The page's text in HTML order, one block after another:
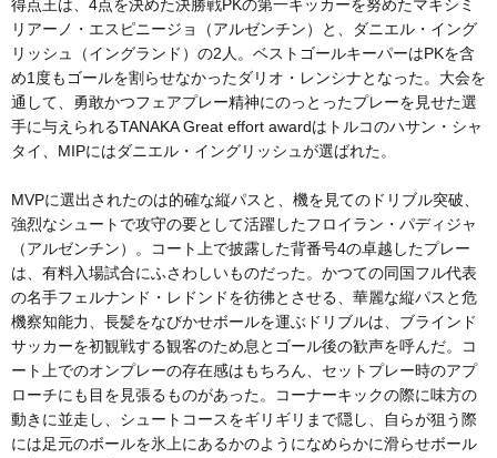
得点王は、4点を決めた決勝戦PKの第一キッカーを努めたマキシミ
リアーノ・エスピニージョ（アルゼンチン）と、ダニエル・イング
リッシュ（イングランド）の2人。ベストゴールキーパーはPKを含
め1度もゴールを割らせなかったダリオ・レンシナとなった。大会を
通して、勇敢かつフェアプレー精神にのっとったプレーを見せた選
手に与えられるTANAKA Great effort awardはトルコのハサン・シャ
タイ、MIPにはダニエル・イングリッシュが選ばれた。
MVPに選出されたのは的確な縦パスと、機を見てのドリブル突破、
強烈なシュートで攻守の要として活躍したフロイラン・パディジャ
（アルゼンチン）。コート上で披露した背番号4の卓越したプレー
は、有料入場試合にふさわしいものだった。かつての同国フル代表
の名手フェルナンド・レドンドを彷彿とさせる、華麗な縦パスと危
機察知能力、長髪をなびかせボールを運ぶドリブルは、ブラインド
サッカーを初観戦する観客のため息とゴール後の歓声を呼んだ。コ
ート上でのオンプレーの存在感はもちろん、セットプレー時のアプ
ローチにも目を見張るものがあった。コーナーキックの際に味方の
動きに並走し、シュートコースをギリギリまで隠し、自らが狙う際
には足元のボールを氷上にあるかのようになめらかに滑らせボール